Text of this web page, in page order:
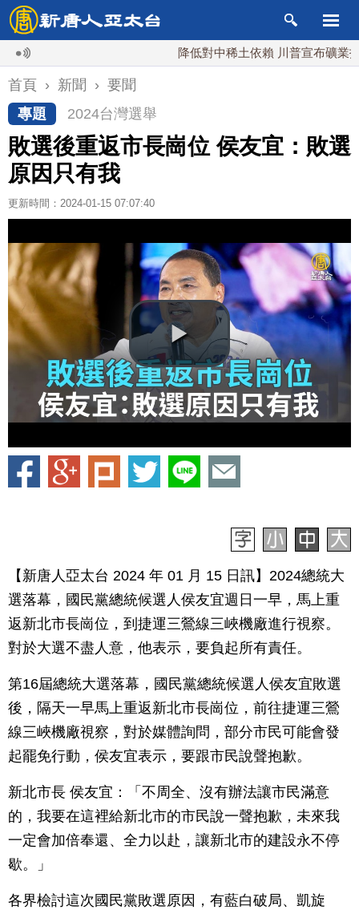
降低對中稀土依賴 川普宣布礦業投資20
首頁 › 新聞 › 要聞
專題
2024台灣選舉
敗選後重返市長崗位 侯友宜：敗選
原因只有我
更新時間：2024-01-15 07:07:40
【新唐人亞太台 2024 年 01 月 15 日訊】2024總統大
選落幕，國民黨總統候選人侯友宜週日一早，馬上重
返新北市長崗位，到捷運三鶯線三峽機廠進行視察。
對於大選不盡人意，他表示，要負起所有責任。
第16屆總統大選落幕，國民黨總統候選人侯友宜敗選
後，隔天一早馬上重返新北市長崗位，前往捷運三鶯
線三峽機廠視察，對於媒體詢問，部分市民可能會發
起罷免行動，侯友宜表示，要跟市民說聲抱歉。
新北市長 侯友宜：「不周全、沒有辦法讓市民滿意
的，我要在這裡給新北市的市民說一聲抱歉，未來我
一定會加倍奉還、全力以赴，讓新北市的建設永不停
歇。」
各界檢討這次國民黨敗選原因，有藍白破局、凱旋